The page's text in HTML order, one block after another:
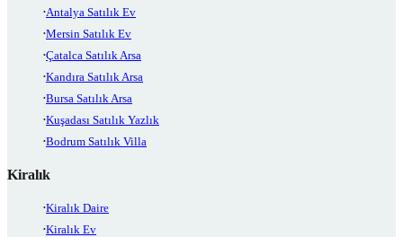
Antalya Satılık Ev
Mersin Satılık Ev
Çatalca Satılık Arsa
Kandıra Satılık Arsa
Bursa Satılık Arsa
Kuşadası Satılık Yazlık
Bodrum Satılık Villa
Kiralık
Kiralık Daire
Kiralık Ev